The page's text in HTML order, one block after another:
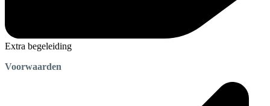
Extra begeleiding
Voorwaarden